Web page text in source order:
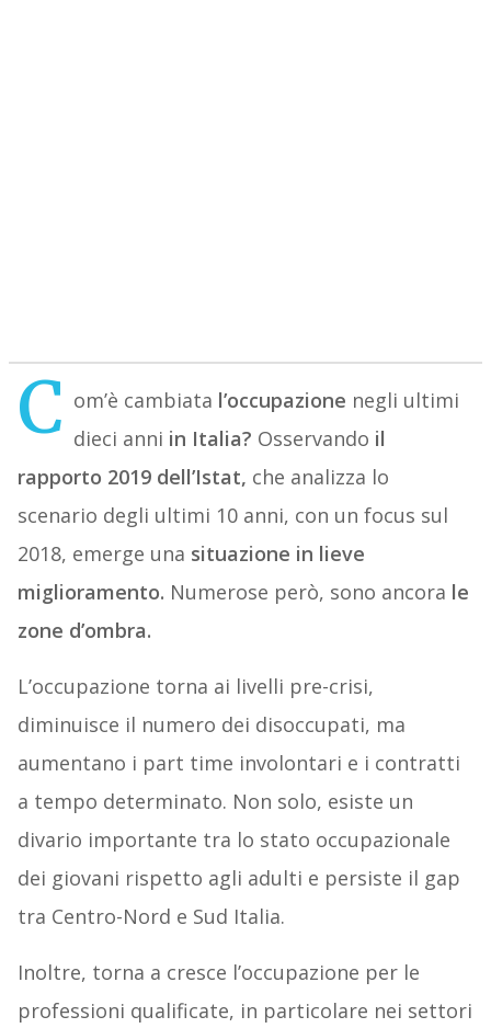
C om’è cambiata l’occupazione negli ultimi
dieci anni in Italia? Osservando il
rapporto 2019 dell’Istat, che analizza lo
scenario degli ultimi 10 anni, con un focus sul
2018, emerge una situazione in lieve
miglioramento. Numerose però, sono ancora le
zone d’ombra.
L’occupazione torna ai livelli pre-crisi,
diminuisce il numero dei disoccupati, ma
aumentano i part time involontari e i contratti
a tempo determinato. Non solo, esiste un
divario importante tra lo stato occupazionale
dei giovani rispetto agli adulti e persiste il gap
tra Centro-Nord e Sud Italia.
Inoltre, torna a cresce l’occupazione per le
professioni qualificate, in particolare nei settori